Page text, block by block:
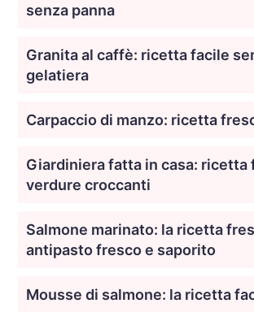
senza panna
Granita al caffè: ricetta facile
gelatiera
Carpaccio di manzo: ricetta
Giardiniera fatta in casa: ricetta
verdure croccanti
Salmone marinato: la ricetta
antipasto fresco e saporito
Mousse di salmone: la ricetta